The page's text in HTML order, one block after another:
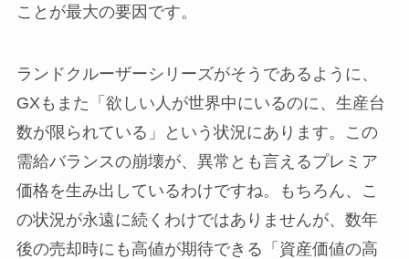
ことが最大の要因です。
ランドクルーザーシリーズがそうであるように、
GXもまた「欲しい人が世界中にいるのに、生産台
数が限られている」という状況にあります。この
需給バランスの崩壊が、異常とも言えるプレミア
価格を生み出しているわけですね。もちろん、こ
の状況が永遠に続くわけではありませんが、数年
後の売却時にも高値が期待できる「資産価値の高